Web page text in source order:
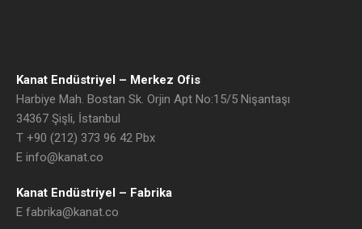
Kanat Endüstriyel – Merkez Ofis
Harbiye Mah. Bostan Sk. Orjin Apt No:15/5 Nişantaşı
34367Şişli, İstanbul
T +90 (212) 373 96 42 Pbx
E info@kanat.co
Kanat Endüstriyel – Fabrika
E fabrika@kanat.co